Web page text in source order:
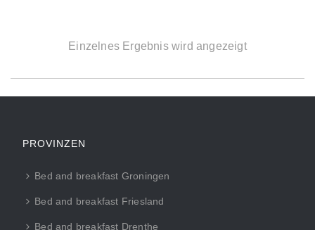
Einzelnes Ergebnis wird angezeigt
PROVINZEN
Bed and breakfast Groningen
Bed and breakfast Friesland
Bed and breakfast Drenthe